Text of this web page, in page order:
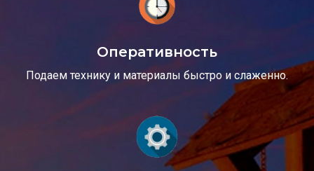
Оперативность
Подаем технику и материалы быстро и слаженно.